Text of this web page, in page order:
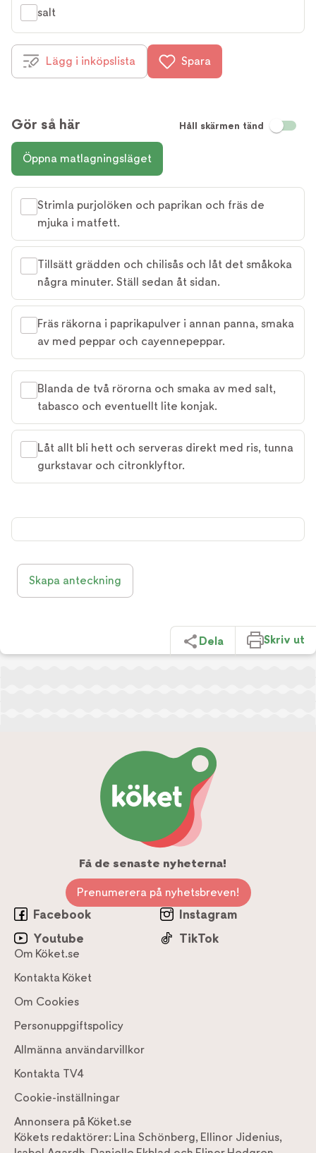
salt
Lägg i inköpslista Spara
Gör så här Håll skärmen tänd
Öppna matlagningsläget
Strimla purjolöken och paprikan och fräs de
mjuka i matfett.
Tillsätt grädden och chilisås och låt det småkoka
några minuter. Ställ sedan åt sidan.
Fräs räkorna i paprikapulver i annan panna, smaka
av med peppar och cayennepeppar.
Blanda de två rörorna och smaka av med salt,
tabasco och eventuellt lite konjak.
Låt allt bli hett och serveras direkt med ris, tunna
gurkstavar och citronklyftor.
Skapa anteckning
Dela Skriv ut
Få de senaste nyheterna!
Prenumerera på nyhetsbreven!
Facebook
Instagram
Youtube
TikTok
Om Köket.se
Kontakta Köket
Om Cookies
Personuppgiftspolicy
Allmänna användarvillkor
Kontakta TV4
Cookie-inställningar
Annonsera på Köket.se
Kökets redaktörer: Lina Schönberg, Ellinor Jidenius,